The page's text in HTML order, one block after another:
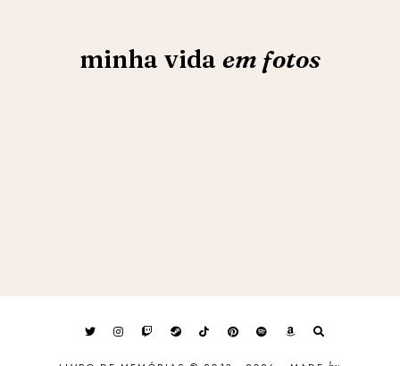
minha vida em fotos